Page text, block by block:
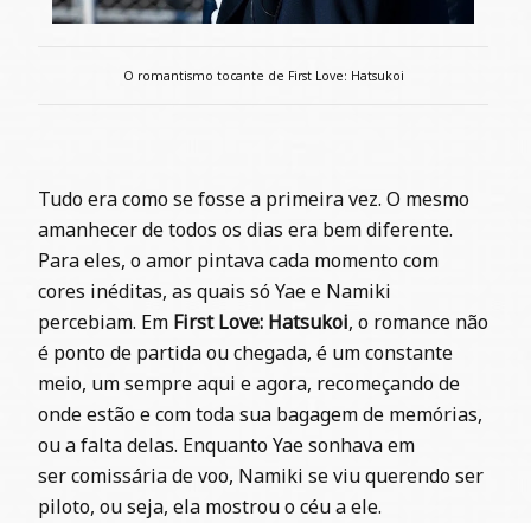
O romantismo tocante de First Love: Hatsukoi
Tudo era como se fosse a primeira vez. O mesmo
amanhecer de todos os dias era bem diferente.
Para eles, o amor pintava cada momento com
cores inéditas, as quais só Yae e Namiki
percebiam. Em First Love: Hatsukoi, o romance não
é ponto de partida ou chegada, é um constante
meio, um sempre aqui e agora, recomeçando de
onde estão e com toda sua bagagem de memórias,
ou a falta delas. EnquantoYae sonhava em
ser comissária de voo, Namiki se viu querendo ser
piloto, ou seja, ela mostrou o céu a ele.